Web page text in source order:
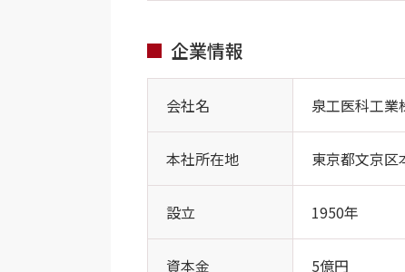
企業情報
会社名 泉工医科工業
本社所在地 東京都文京区
設立 1950年
資本金 5億円